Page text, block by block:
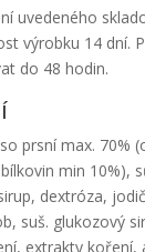
uvedeného
výrobku 14 dní.
do 48 hodin.
prsní max. 70%
min 10%),
dextróza,
suš. glukozový
extrakty koření,